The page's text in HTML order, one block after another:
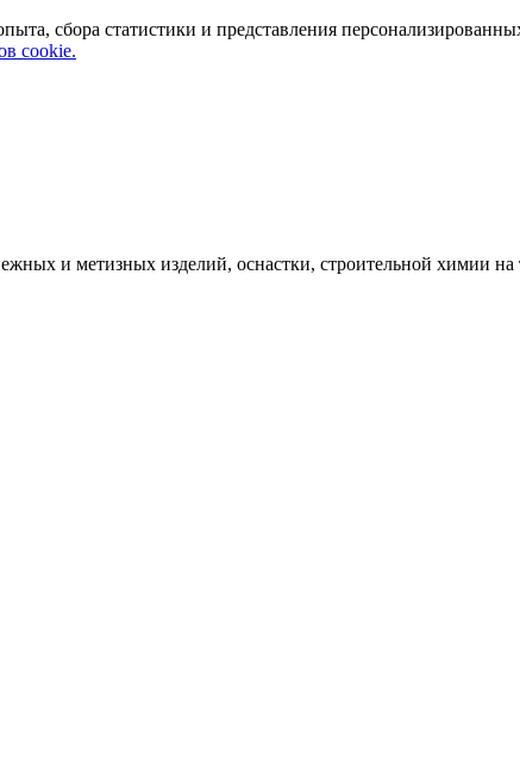
сбора статистики и представления
cookie.
и метизных изделий, оснастки, строительной химии на